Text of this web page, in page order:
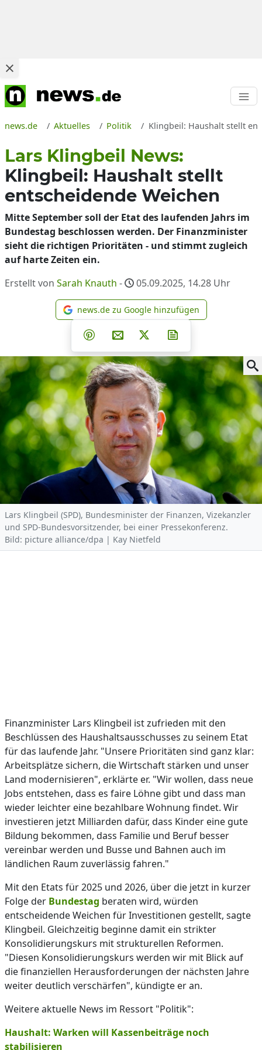
news.de Aktuelles Politik Klingbeil: Haushalt stellt
Lars Klingbeil News:
Klingbeil: Haushalt stellt
entscheidende Weichen
Mitte September soll der Etat des laufenden Jahrs im
Bundestag beschlossen werden. Der Finanzminister
sieht die richtigen Prioritäten - und stimmt zugleich
auf harte Zeiten ein.
Erstellt von Sarah Knauth - 05.09.2025, 14.28 Uhr
news.de zu Google
news.de zu Google hinzufügen
Teilen auf Facebook
Teilen auf Whatsapp
Teilen auf Telegram
Teilen auf Pinterest
Per E-Mail teilen
Post auf X
Lars Klingbeil (SPD), Bundesminister der Finanzen, Vizekanzler
und SPD-Bundesvorsitzender, bei einer Pressekonferenz.
Bild: picture alliance/dpa | Kay Nietfeld
Finanzminister Lars Klingbeil ist zufrieden mit den
Beschlüssen des Haushaltsausschusses zu seinem Etat
für das laufende Jahr. "Unsere Prioritäten sind ganz klar:
Arbeitsplätze sichern, die Wirtschaft stärken und unser
Land modernisieren", erklärte er. "Wir wollen, dass neue
Jobs entstehen, dass es faire Löhne gibt und dass man
wieder leichter eine bezahlbare Wohnung findet. Wir
investieren jetzt Milliarden dafür, dass Kinder eine gute
Bildung bekommen, dass Familie und Beruf besser
vereinbar werden und Busse und Bahnen auch im
ländlichen Raum zuverlässig fahren."
Mit den Etats für 2025 und 2026, über die jetzt in kurzer
Folge der Bundestag beraten wird, würden
entscheidende Weichen für Investitionen gestellt, sagte
Klingbeil. Gleichzeitig beginne damit ein strikter
Konsolidierungskurs mit strukturellen Reformen.
"Diesen Konsolidierungskurs werden wir mit Blick auf
die finanziellen Herausforderungen der nächsten Jahre
weiter deutlich verschärfen", kündigte er an.
Weitere aktuelle News im Ressort "Politik":
Haushalt: Warken will Kassenbeiträge noch
stabilisieren